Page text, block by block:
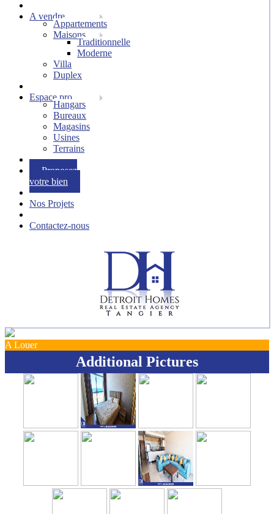
A vendre
Appartements
Maisons
Traditionnelle
Moderne
Villa
Duplex
Espace pro
Hangars
Bureaux
Magasins
Usines
Terrains
Proposez
votre bien
Nos Projets
Contactez-nous
A Louer
Additional Pictures